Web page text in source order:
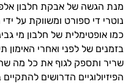
מנת הגשה של אבקת חלבון
נוטרי די ספורט ומשווקת על
כמו אופטימלית של חלבון מי
בזמנים של לפני ואחרי האימון
שריר ותספק לגוף את כל מה
הפיזיולוגיים הדרושים להתקיים